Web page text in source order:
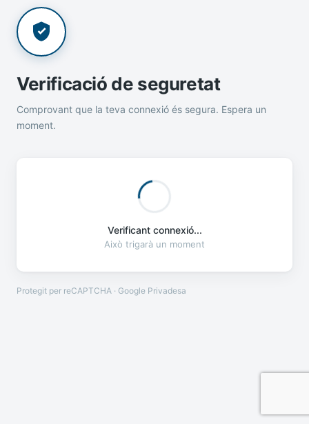
Verificació de seguretat
Comprovant que la teva connexió és segura. Espera un
moment.
Verificant connexió...
Això trigarà un moment
Protegit per reCAPTCHA · Google Privadesa